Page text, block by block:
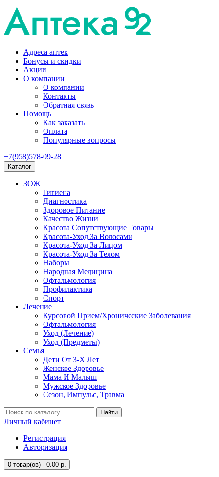
Адреса аптек
Бонусы и скидки
Акции
О компании
О компании
Контакты
Обратная связь
Помощь
Как заказать
Оплата
Популярные вопросы
+7(958)578-09-28
Каталог
ЗОЖ
Гигиена
Диагностика
Здоровое Питание
Качество Жизни
Красота Сопутствующие Товары
Красота-Уход За Волосами
Красота-Уход За Лицом
Красота-Уход За Телом
Наборы
Народная Медицина
Офтальмология
Профилактика
Спорт
Лечение
Курсовой Прием/Хронические Заболевания
Офтальмология
Уход (Лечение)
Уход (Предметы)
Семья
Дети От 3-Х Лет
Женское Здоровье
Мама И Малыш
Мужское Здоровье
Сезон, Импульс, Травма
Найти
Личный кабинет
Регистрация
Авторизация
0 товар(ов) - 0.00 р.